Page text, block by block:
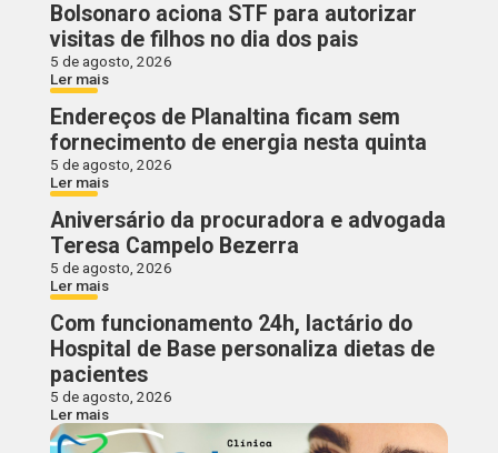
Bolsonaro aciona STF para autorizar
visitas de filhos no dia dos pais
5 de agosto, 2026
Ler mais
Endereços de Planaltina ficam sem
fornecimento de energia nesta quinta
5 de agosto, 2026
Ler mais
Aniversário da procuradora e advogada
Teresa Campelo Bezerra
5 de agosto, 2026
Ler mais
Com funcionamento 24h, lactário do
Hospital de Base personaliza dietas de
pacientes
5 de agosto, 2026
Ler mais